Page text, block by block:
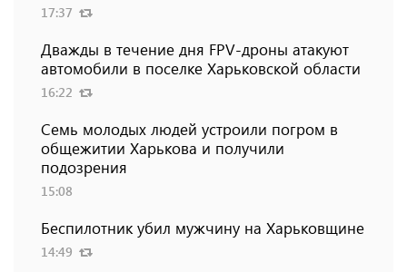
17:37
Дважды в течение дня FPV-дроны атакуют
автомобили в поселке Харьковской области
16:22
Семь молодых людей устроили погром в
общежитии Харькова и получили
подозрения
15:08
Беспилотник убил мужчину на Харьковщине
14:49